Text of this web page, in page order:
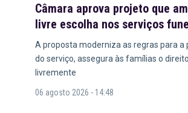
Câmara aprova projeto que
livre escolha nos serviços
A proposta moderniza as regras para a
do serviço, assegura às famílias o
livremente
06 agosto 2026 - 14:48